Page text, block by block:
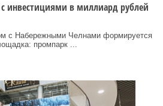
инвестициями в миллиард рублей
с Набережными Челнами формируется
промпарк ...